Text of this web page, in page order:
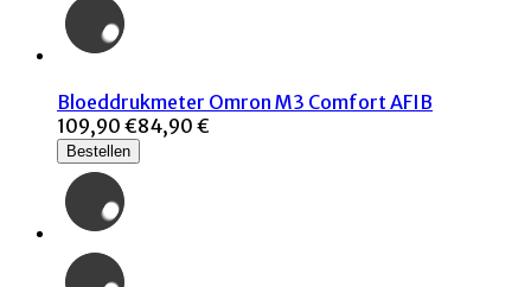
Bloeddrukmeter Omron M3 Comfort AFIB
109,90 €84,90 €
Bestellen